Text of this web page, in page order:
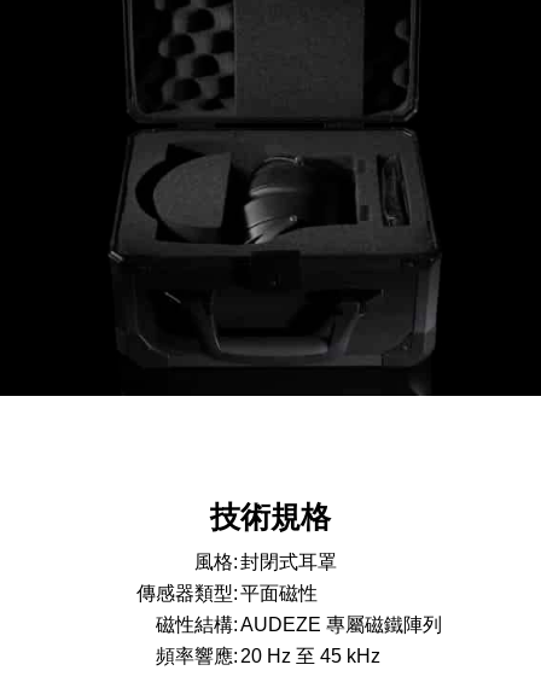
技術規格
風格:封閉式耳罩
傳感器類型:平面磁性
磁性結構:AUDEZE 專屬磁鐵陣列
頻率響應: 20 Hz 至 45 kHz